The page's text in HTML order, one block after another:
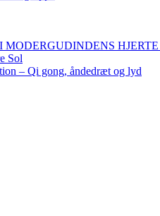
HJERTE
Sol
– Qi gong, åndedræt og lyd